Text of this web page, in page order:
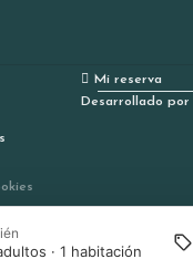
· 1 habitación
Mi reserva
Desarrollado por